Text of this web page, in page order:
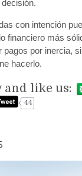
con intención
financiero más
pagos por inercia,
hacerlo.
and like us:
44